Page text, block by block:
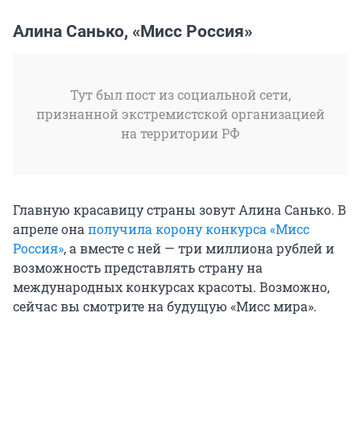
Алина Санько, «Мисс Россия»
Тут был пост из социальной сети,
признанной экстремистской организацией
на территории РФ
Главную красавицу страны зовут Алина Санько. В
апреле она получила корону конкурса «Мисс
Россия», а вместе с ней — три миллиона рублей и
возможность представлять страну на
международных конкурсах красоты. Возможно,
сейчас вы смотрите на будущую «Мисс мира».